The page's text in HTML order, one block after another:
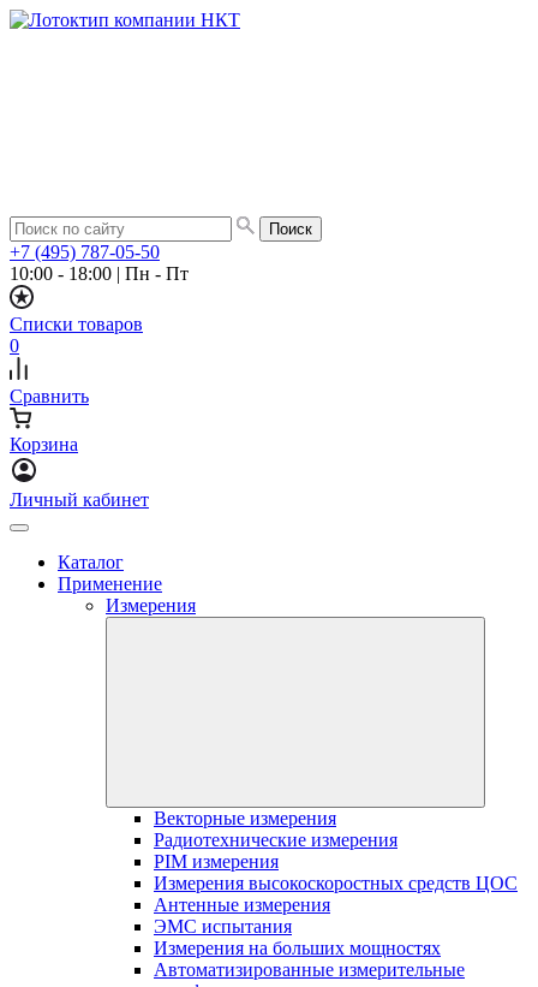
+7 (495) 787-05-50
10:00 - 18:00 | Пн - Пт
Списки товаров
0
Сравнить
Корзина
Личный кабинет
Каталог
Применение
Измерения
Векторные измерения
Радиотехнические измерения
PIM измерения
Измерения высокоскоростных средств ЦОС
Антенные измерения
ЭМС испытания
Измерения на больших мощностях
Автоматизированные измерительные